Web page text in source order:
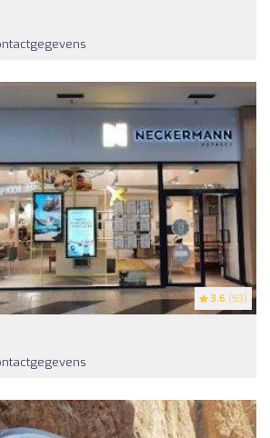
3.6 (53)